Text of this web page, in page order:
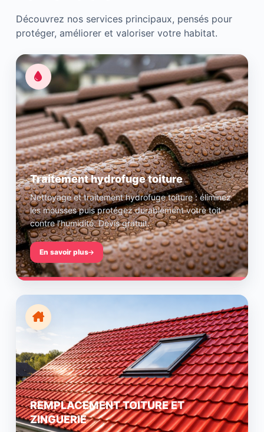
Découvrez nos services principaux, pensés pour
protéger, améliorer et valoriser votre habitat.
Traitement hydrofuge toiture
Nettoyage et traitement hydrofuge toiture : éliminez
les mousses puis protégez durablement votre toit
contre l’humidité. Devis gratuit.
En savoir plus
REMPLACEMENT TOITURE ET
ZINGUERIE